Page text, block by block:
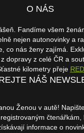
O NÁS
Fandíme všem
nejen autonovinky a
co nás ženy zajímá.
dopravy z celé ČR a
kilometry přeje
NÁŠ
Ženou v autě!
čtenářkám,
informace o